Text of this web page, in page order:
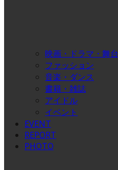
映画・ドラマ・舞台
ファッション
音楽・ダンス
書籍・雑誌
アイドル
イベント
EVENT
REPORT
PHOTO